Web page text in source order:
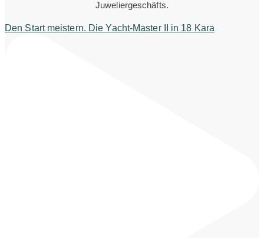
Juweliergeschäfts.
Den Start meistern. Die Yacht-Master II in 18 Kara